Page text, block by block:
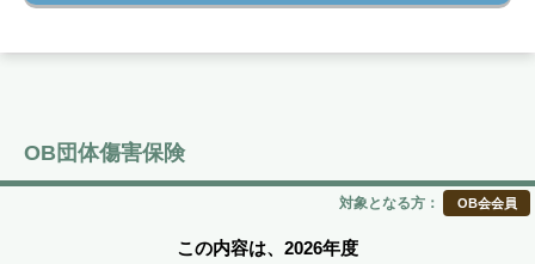
OB団体傷害保険
対象となる方： OB会会員
この内容は、2026年度